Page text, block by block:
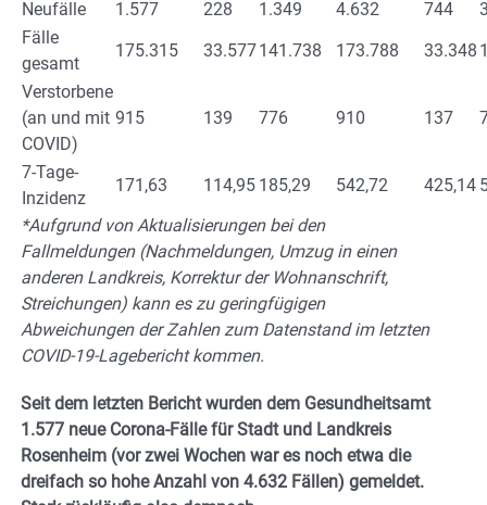
Neufälle 1.577 228 1.349 4.632 744
Fälle
gesamt
175.315 33.577141.738 173.788 33.348
Verstorbene
(an und mit
COVID)
915 139 776 910 137
7-Tage-
Inzidenz
171,63 114,95 185,29 542,72 425,14
*Aufgrund von Aktualisierungen bei den
Fallmeldungen (Nachmeldungen, Umzug in einen
anderen Landkreis, Korrektur der Wohnanschrift,
Streichungen) kann es zu geringfügigen
Abweichungen der Zahlen zum Datenstand im letzten
COVID-19-Lagebericht kommen.
Seit dem letzten Bericht wurden dem Gesundheitsamt
1.577 neue Corona-Fälle für Stadt und Landkreis
Rosenheim (vor zwei Wochen war es noch etwa die
dreifach so hohe Anzahl von 4.632 Fällen) gemeldet.